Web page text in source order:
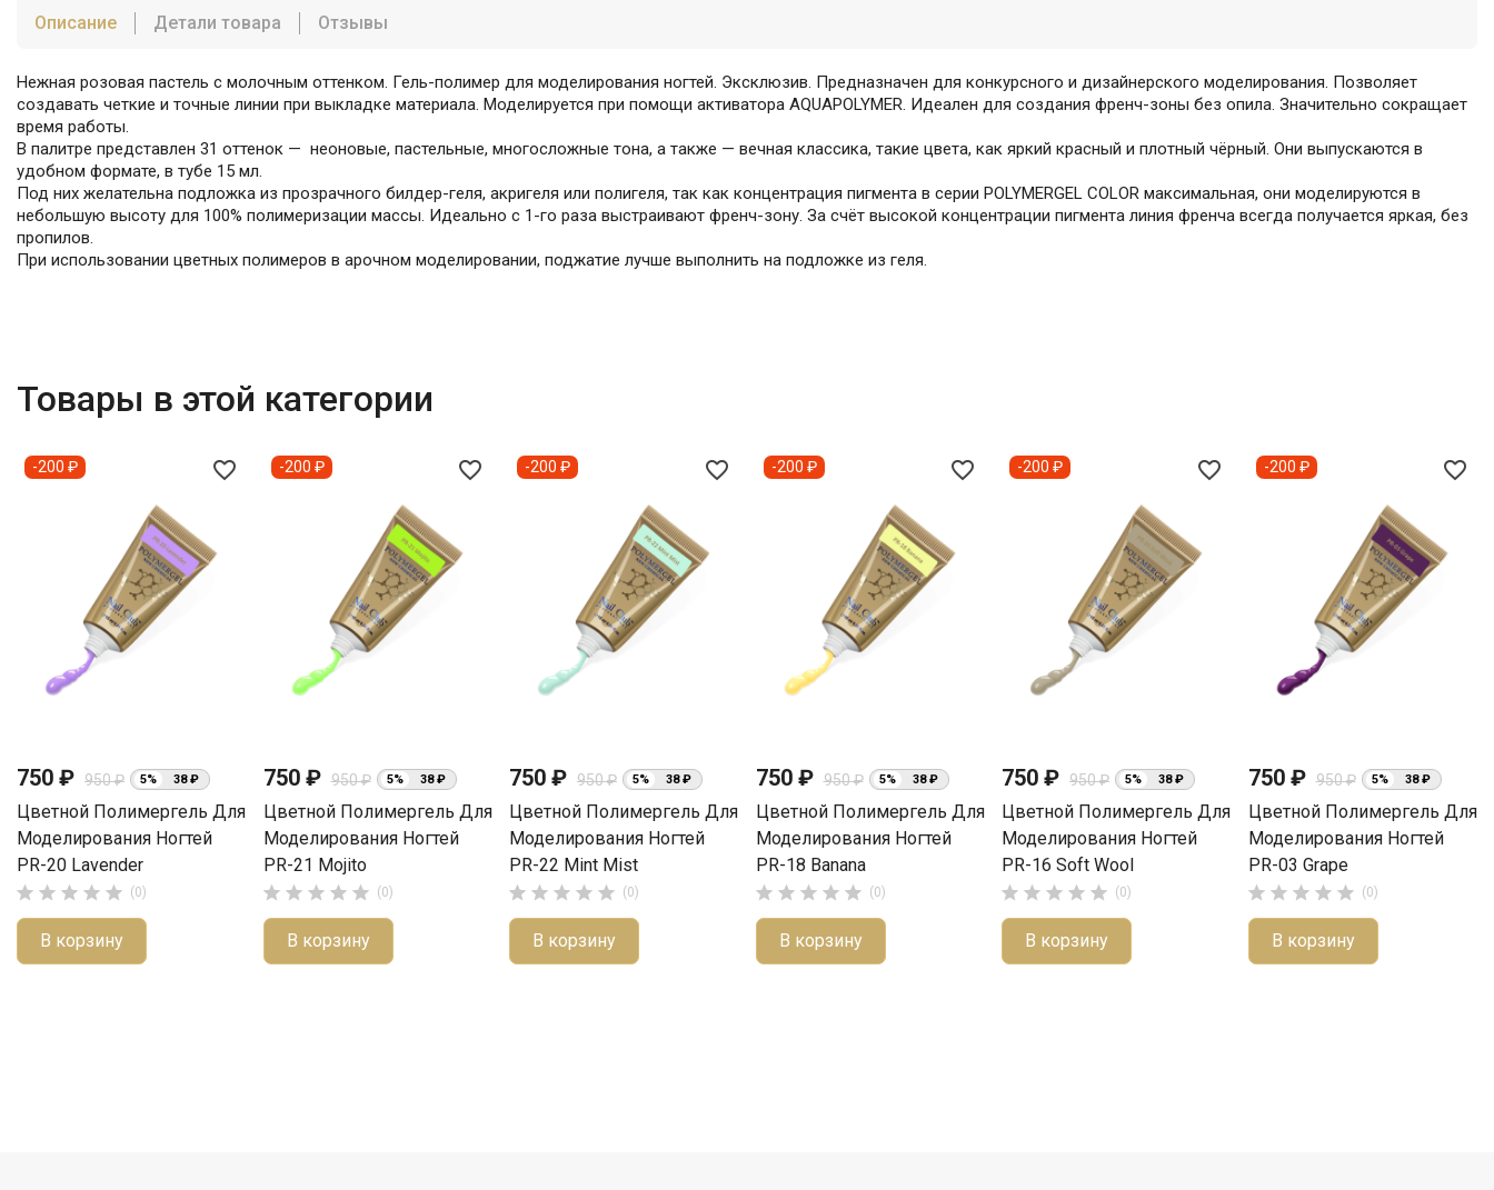
Описание Детали товара Отзывы
Нежная розовая пастель с молочным оттенком. Гель-полимер для моделирования ногтей. Эксклюзив. Предназначен для конкурсного и дизайнерского моделирования. Позволяет
создавать четкие и точные линии при выкладке материала. Моделируется при помощи активатора AQUAPOLYMER. Идеален для создания френч-зоны без опила. Значительно сокращает
время работы.
В палитре представлен 31 оттенок — неоновые, пастельные, многосложные тона, а также — вечная классика, такие цвета, как яркий красный и плотный чёрный. Они выпускаются в
удобном формате, в тубе 15 мл.
Под них желательна подложка из прозрачного билдер-геля, акригеля или полигеля, так как концентрация пигмента в серии POLYMERGEL COLOR максимальная, они моделируются в
небольшую высоту для 100% полимеризации массы. Идеально с 1-го раза выстраивают френч-зону. За счёт высокой концентрации пигмента линия френча всегда получается яркая, без
пропилов.
При использовании цветных полимеров в арочном моделировании, поджатие лучше выполнить на подложке из геля.
Товары в этой категории
favorite_border
750 ₽ 950 ₽ 5% 38 ₽
Цветной Полимергель Для
Моделирования Ногтей
PR-20 Lavender
     (0)
В корзину
-200 ₽ favorite_border
750 ₽ 950 ₽ 5% 38 ₽
Цветной Полимергель Для
Моделирования Ногтей
PR-21 Mojito
     (0)
В корзину
-200 ₽ favorite_border
750 ₽ 950 ₽ 5% 38 ₽
Цветной Полимергель Для
Моделирования Ногтей
PR-22 Mint Mist
     (0)
В корзину
-200 ₽ favorite_border
750 ₽ 950 ₽ 5% 38 ₽
Цветной Полимергель Для
Моделирования Ногтей
PR-18 Banana
     (0)
В корзину
-200 ₽ favorite_border
750 ₽ 950 ₽ 5% 38 ₽
Цветной Полимергель Для
Моделирования Ногтей
PR-16 Soft Wool
     (0)
В корзину
-200 ₽ favorite_border
750 ₽ 950 ₽ 5% 38 ₽
Цветной Полимергель Для
Моделирования Ногтей
PR-03 Grape
     (0)
В корзину
-200 ₽